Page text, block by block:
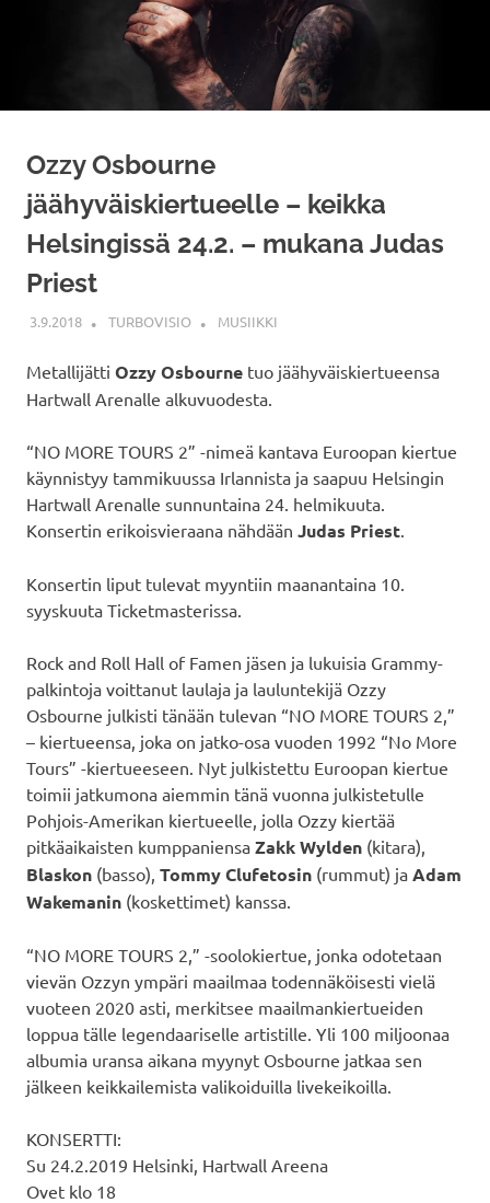
Ozzy Osbourne
jäähyväiskiertueelle – keikka
Helsingissä 24.2. – mukana Judas
Priest
3.9.2018 TURBOVISIO MUSIIKKI
Metallijätti Ozzy Osbourne tuo jäähyväiskiertueensa
Hartwall Arenalle alkuvuodesta.
“NO MORE TOURS 2” -nimeä kantava Euroopan kiertue
käynnistyy tammikuussa Irlannista ja saapuu Helsingin
Hartwall Arenalle sunnuntaina 24. helmikuuta.
Konsertin erikoisvieraana nähdään Judas Priest
Konsertin liput tulevat myyntiin maanantaina 10.
syyskuuta Ticketmasterissa.
Rock and Roll Hall of Famen jäsen ja lukuisia Grammy-
palkintoja voittanut laulaja ja lauluntekijä Ozzy
Osbourne julkisti tänään tulevan “NO MORE TOURS 2,”
– kiertueensa, joka on jatko-osa vuoden 1992 “No More
Tours” -kiertueeseen. Nyt julkistettu Euroopan kiertue
toimii jatkumona aiemmin tänä vuonna julkistetulle
Pohjois-Amerikan kiertueelle, jolla Ozzy kiertää
pitkäaikaisten kumppaniensa Zakk Wylden (kitara),
Blaskon (basso), Tommy Clufetosin (rummut) ja Adam
Wakemanin (koskettimet) kanssa.
“NO MORE TOURS 2,” -soolokiertue, jonka odotetaan
vievän Ozzyn ympäri maailmaa todennäköisesti vielä
vuoteen 2020 asti, merkitsee maailmankiertueiden
loppua tälle legendaariselle artistille. Yli 100 miljoonaa
albumia uransa aikana myynyt Osbourne jatkaa sen
jälkeen keikkailemista valikoiduilla livekeikoilla.
KONSERTTI:
Su 24.2.2019 Helsinki, Hartwall Areena
Ovet klo 18